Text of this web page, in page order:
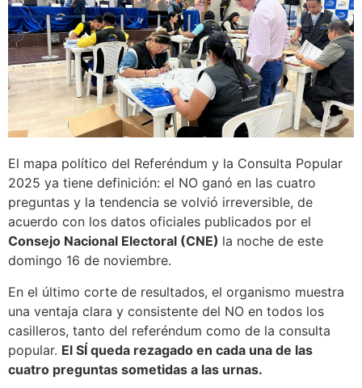
El mapa político del Referéndum y la Consulta Popular
2025 ya tiene definición: el NO ganó en las cuatro
preguntas y la tendencia se volvió irreversible, de
acuerdo con los datos oficiales publicados por el
Consejo Nacional Electoral (CNE) la noche de este
domingo 16 de noviembre.
En el último corte de resultados, el organismo muestra
una ventaja clara y consistente del NO en todos los
casilleros, tanto del referéndum como de la consulta
popular. El SÍ queda rezagado en cada una de las
cuatro preguntas sometidas a las urnas.